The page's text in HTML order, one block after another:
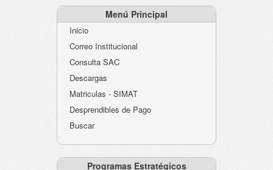
Atención al Ciudadano
Instituciones Educativas
Despacho Secretaría
Evaluación desempeño
Humano-Cesantías
Menú Principal
Inicio
Correo Institucional
Consulta SAC
Descargas
Matriculas - SIMAT
Desprendibles de Pago
Buscar
Programas Estratégicos